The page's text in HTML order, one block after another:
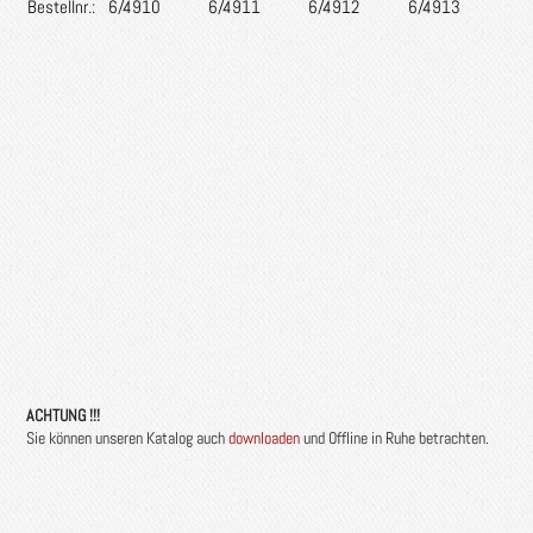
Bestellnr.: 6/4910 6/4911 6/4912 6/4913
ACHTUNG !!!
Sie können unseren Katalog auchdownloadenund Offline in Ruhe betrachten.